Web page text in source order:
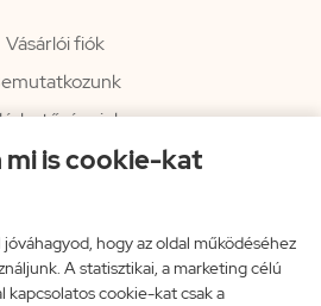
mi is cookie-kat
hogy az oldal működéséhez
A statisztikai, a marketing célú
kapcsolatos cookie-kat csak a
Vásárlói fiók
Hírlevél
Impresszum
a főoldalra